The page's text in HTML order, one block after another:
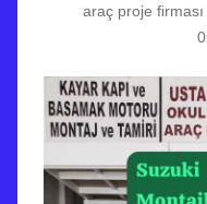
araç proje